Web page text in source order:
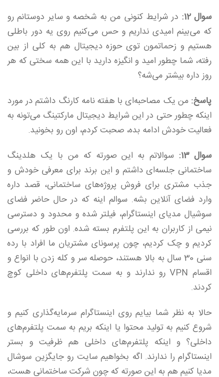
سوال 12 : در شرایط کنونی من به شخصه و سایر دوستانم رو
که می‌بینم امیدی نداریم و حس می‌کنیم روی یه دور باطلی
هستیم و زحماتمون توی حوزه دیجیتال هم به کلی از بین
رفته، شما چطور امید و انگیزه دارید با این همه سختی که هر
روز داره بیشتر می‌شه؟
پاسخ: من یک مصاحبه‌ای با هفته نامه کارنگ داشتم در مورد
اینکه چطور حتی در این شرایط دیجیتال مارکتینگ می‌تونه به
فعالیت خودش ادامه بده، صحبت کردم، اون رو بخونید.
سوال 13:
سوالاتم به این صورته که من با یک هلدینگ
ساختمانی جلسه‌ای داشتم و این برند برای معرفی خودش و
جذب مشتری برای فروش پروژه‌های ساختمانی، قصد داره
وارد فضای آنلاین بشه. سوالم اینه که در حال حاضر فضای
سوشیال مدیای اینستاگرام، فیلتر شده و محدود و دسترسی
نیمی از کاربران به این پلتفرم بسته شده. اون طور که بررسی
کردیم و چک کردیم، چون پرسونای مشتریان ما افراد با رده
سنی 30 سال به بالا هستند، حوصله سر و کله زدن با انواع و
اقسام VPN رو ندارند و به سمت پلتفرم‌های داخلی کوچ
کردند.
حالا به نظر شما بیایم روی اینستاگرام سرمایه‌گذاری کنیم و
شروع کنیم به تولید محتوا یا اینکه بریم به سمت پلتفرم‌های
داخلی؟ و اینکه پلتفرم‌های داخلی هم ظرفیت و بستر
اینستاگرام را ندارند. اگه بخواهیم سایت رو جایگزین سوشال
مدیا کنیم هم به این صورته که چون شرکت ساختمانی هست،